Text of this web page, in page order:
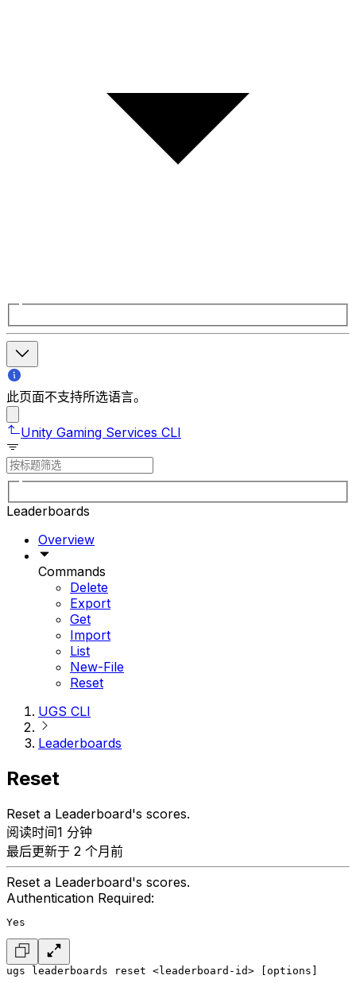
此页面不支持所选语言。
Unity Gaming Services CLI
Leaderboards
Overview
Commands
Delete
Export
Get
Import
List
New-File
Reset
UGS CLI
Leaderboards
Reset
Reset a Leaderboard's scores.
阅读时间1 分钟
最后更新于 2 个月前
Reset a Leaderboard's scores.
Authentication Required:
Yes
ugs leaderboards reset <leaderboard-id> [options]